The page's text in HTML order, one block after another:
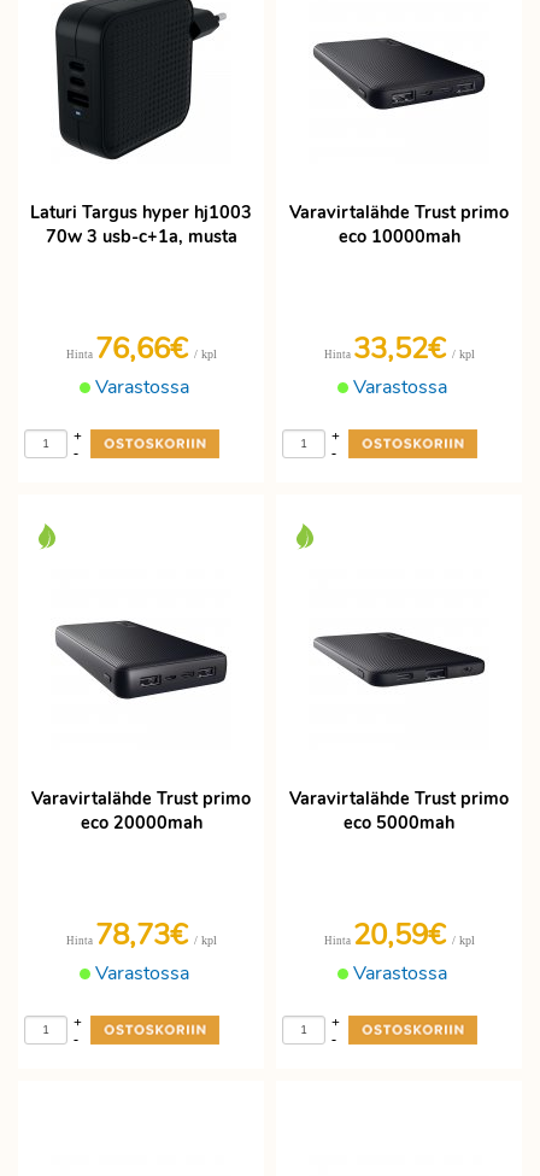
Laturi Targus hyper hj1003
70w 3 usb-c+1a, musta
Varastossa
Hinta 76,66€ / kpl
-
+
Varavirtalähde Trust primo
eco 10000mah
Varastossa
Hinta 33,52€ / kpl
-
+
Varavirtalähde Trust primo
eco 20000mah
Varastossa
Hinta 78,73€ / kpl
-
+
Varavirtalähde Trust primo
eco 5000mah
Varastossa
Hinta 20,59€ / kpl
-
+